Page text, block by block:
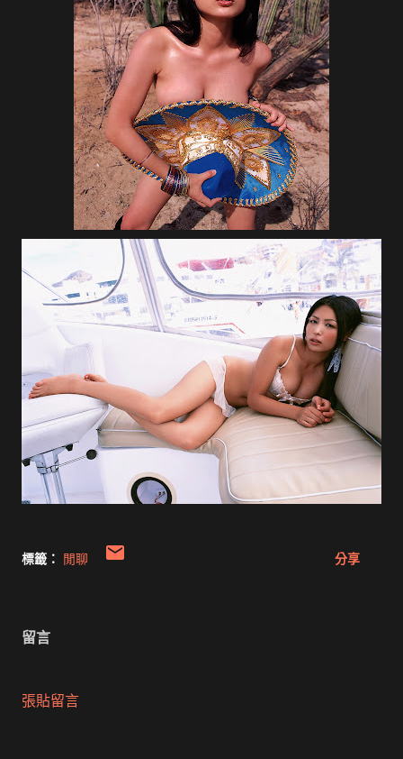
標籤： 閒聊 分享
留言
張貼留言